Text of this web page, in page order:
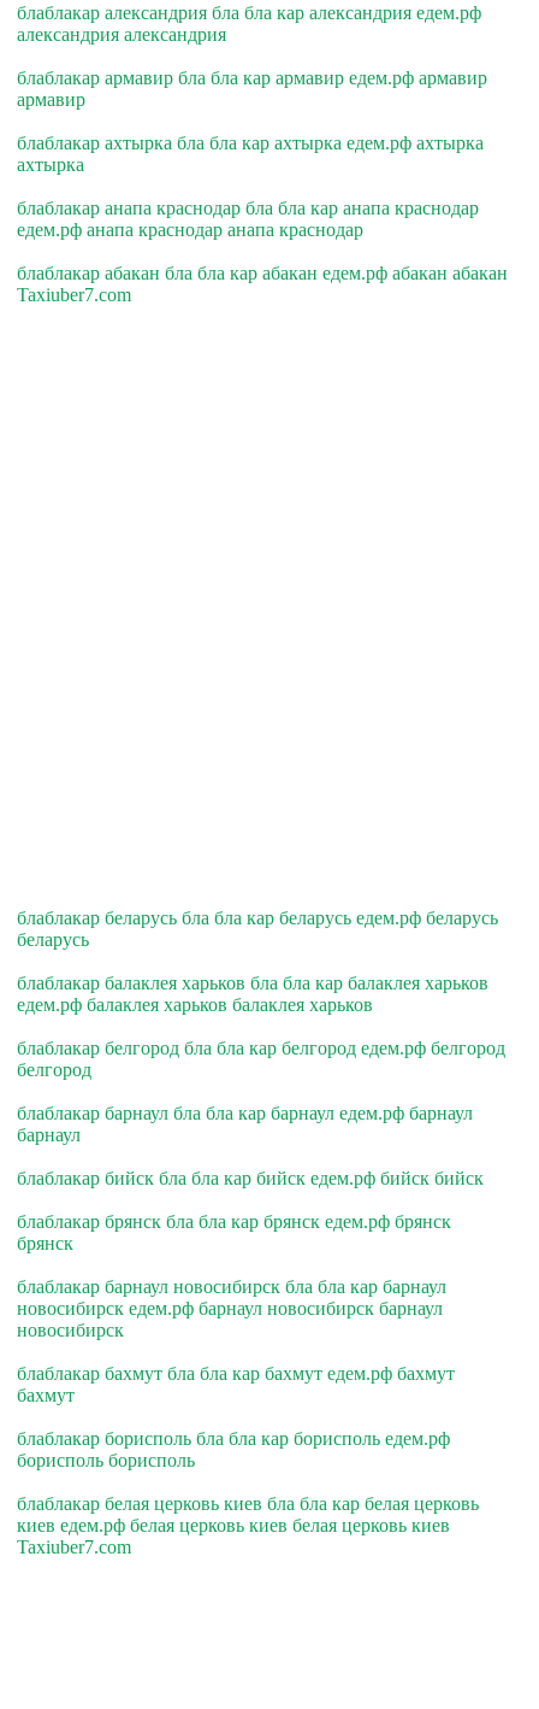
блаблакар александрия бла бла кар александрия едем.рф
александрия александрия
блаблакар армавир бла бла кар армавир едем.рф армавир
армавир
блаблакар ахтырка бла бла кар ахтырка едем.рф ахтырка
ахтырка
блаблакар анапа краснодар бла бла кар анапа краснодар
едем.рф анапа краснодар анапа краснодар
блаблакар абакан бла бла кар абакан едем.рф абакан абакан
Taxiuber7.com
блаблакар беларусь бла бла кар беларусь едем.рф беларусь
беларусь
блаблакар балаклея харьков бла бла кар балаклея харьков
едем.рф балаклея харьков балаклея харьков
блаблакар белгород бла бла кар белгород едем.рф белгород
белгород
блаблакар барнаул бла бла кар барнаул едем.рф барнаул
барнаул
блаблакар бийск бла бла кар бийск едем.рф бийск бийск
блаблакар брянск бла бла кар брянск едем.рф брянск
брянск
блаблакар барнаул новосибирск бла бла кар барнаул
новосибирск едем.рф барнаул новосибирск барнаул
новосибирск
блаблакар бахмут бла бла кар бахмут едем.рф бахмут
бахмут
блаблакар борисполь бла бла кар борисполь едем.рф
борисполь борисполь
блаблакар белая церковь киев бла бла кар белая церковь
киев едем.рф белая церковь киев белая церковь киев
Taxiuber7.com